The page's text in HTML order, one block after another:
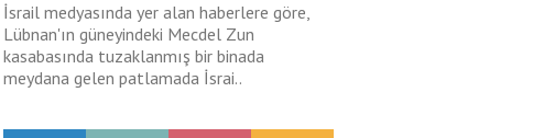
İsrail medyasında yer alan haberlere göre,
Lübnan'ın güneyindeki Mecdel Zun
kasabasında tuzaklanmış bir binada
meydana gelen patlamada İsrai..